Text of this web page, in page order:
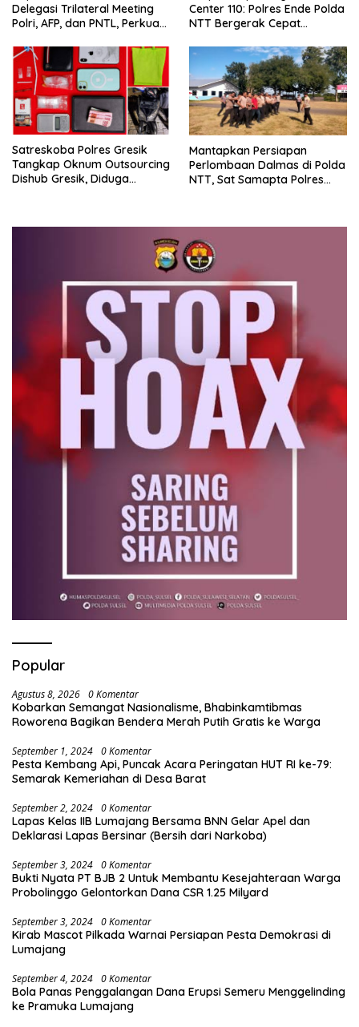
Delegasi Trilateral Meeting
Polri, AFP, dan PNTL, Perkuat
Perbatasan
Center 110: Polres Ende Polda
NTT Bergerak Cepat
Simpang Lima
Satreskoba Polres Gresik
Tangkap Oknum Outsourcing
Dishub Gresik, Diduga
Mantapkan Persiapan
Perlombaan Dalmas di Polda
NTT, Sat Samapta Polres
Popular
Agustus 8, 2026 0 Komentar
Kobarkan Semangat Nasionalisme, Bhabinkamtibmas
Roworena Bagikan Bendera Merah Putih Gratis ke Warga
September 1, 2024 0 Komentar
Pesta Kembang Api, Puncak Acara Peringatan HUT RI ke-79:
Semarak Kemeriahan di Desa Barat
September 2, 2024 0 Komentar
Lapas Kelas IIB Lumajang Bersama BNN Gelar Apel dan
Deklarasi Lapas Bersinar (Bersih dari Narkoba)
September 3, 2024 0 Komentar
Bukti Nyata PT BJB 2 Untuk Membantu Kesejahteraan Warga
Probolinggo Gelontorkan Dana CSR 1.25 Milyard
September 3, 2024 0 Komentar
Kirab Mascot Pilkada Warnai Persiapan Pesta Demokrasi di
Lumajang
September 4, 2024 0 Komentar
Bola Panas Penggalangan Dana Erupsi Semeru Menggelinding
ke Pramuka Lumajang